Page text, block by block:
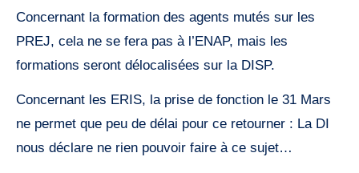
Concernant la formation des agents mutés sur les
PREJ, cela ne se fera pas à l’ENAP, mais les
formations seront délocalisées sur la DISP.
Concernant les ERIS, la prise de fonction le 31 Mars
ne permet que peu de délai pour ce retourner : La DI
nous déclare ne rien pouvoir faire à ce sujet…